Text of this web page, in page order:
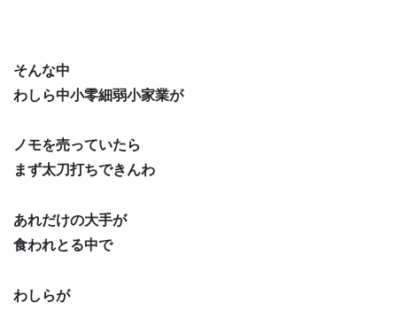
そんな中
わしら中小零細弱小家業が
ノモを売っていたら
まず太刀打ちできんわ
あれだけの大手が
食われとる中で
わしらが